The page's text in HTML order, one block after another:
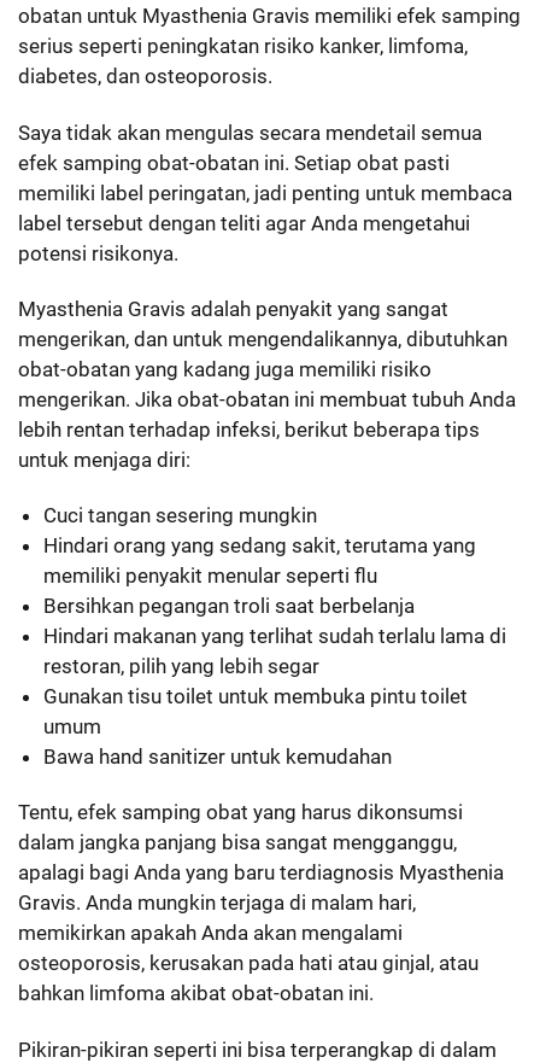
obatan untuk Myasthenia Gravis memiliki efek samping
serius seperti peningkatan risiko kanker, limfoma,
diabetes, dan osteoporosis.
Saya tidak akan mengulas secara mendetail semua
efek samping obat-obatan ini. Setiap obat pasti
memiliki label peringatan, jadi penting untuk membaca
label tersebut dengan teliti agar Anda mengetahui
potensi risikonya.
Myasthenia Gravis adalah penyakit yang sangat
mengerikan, dan untuk mengendalikannya, dibutuhkan
obat-obatan yang kadang juga memiliki risiko
mengerikan. Jika obat-obatan ini membuat tubuh Anda
lebih rentan terhadap infeksi, berikut beberapa tips
untuk menjaga diri:
Cuci tangan sesering mungkin
Hindari orang yang sedang sakit, terutama yang
memiliki penyakit menular seperti flu
Bersihkan pegangan troli saat berbelanja
Hindari makanan yang terlihat sudah terlalu lama di
restoran, pilih yang lebih segar
Gunakan tisu toilet untuk membuka pintu toilet
umum
Bawa hand sanitizer untuk kemudahan
Tentu, efek samping obat yang harus dikonsumsi
dalam jangka panjang bisa sangat mengganggu,
apalagi bagi Anda yang baru terdiagnosis Myasthenia
Gravis. Anda mungkin terjaga di malam hari,
memikirkan apakah Anda akan mengalami
osteoporosis, kerusakan pada hati atau ginjal, atau
bahkan limfoma akibat obat-obatan ini.
Pikiran-pikiran seperti ini bisa terperangkap di dalam